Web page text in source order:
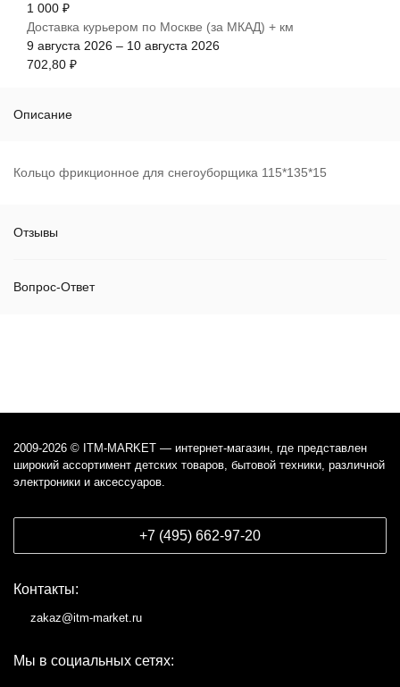
1 000 ₽
Доставка курьером по Москве (за МКАД) + км
9 августа 2026 – 10 августа 2026
702,80 ₽
Описание
Кольцо фрикционное для снегоуборщика 115*135*15
Отзывы
Вопрос-Ответ
2009-2026 © ITM-MARKET — интернет-магазин, где представлен
широкий ассортимент детских товаров, бытовой техники, различной
электроники и аксессуаров.
+7 (495) 662-97-20
Контакты:
zakaz@itm-market.ru
Мы в социальных сетях: